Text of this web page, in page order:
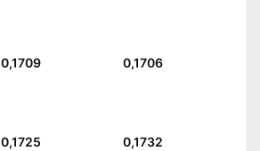
0,1709 0,1706
0,1725 0,1732